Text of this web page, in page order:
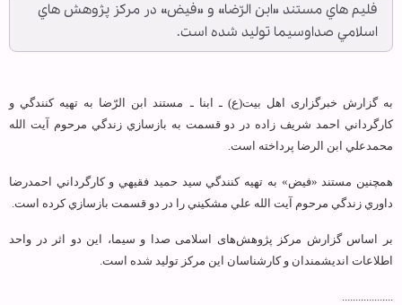
فليم هاي مستند «ابن الرّضا» و «فيض» در مركز پژوهش هاي
اسلامي صداوسيما توليد شده است.
به گزارش خبرگزاری اهل بیت‏(ع) ـ ابنا ـ مستند ابن الرّضا به تهيه كنندگي و
كارگرداني احمد شريف زاده در دو قسمت به بازسازي زندگي مرحوم آيت الله
محمدعلي ابن الرضا پرداخته است.
همچنين مستند «فيض» به تهيه كنندگي سيد حميد فقيهي و كارگرداني احمدرضا
داوري زندگي مرحوم آيت الله علي مشكيني را در دو قسمت بازسازي كرده است.
بر اساس گزارش مرکز پژوهش‌های اسلامی صدا و سیما، اين دو اثر در واحد
اطلاعات انديشمندان و كارشناسان این مركز توليد شده است.
...................